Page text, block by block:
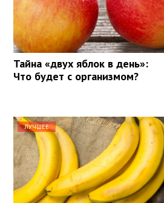
Тайна «двух яблок в день»:
Что будет с организмом?
ЛУЧШЕЕ